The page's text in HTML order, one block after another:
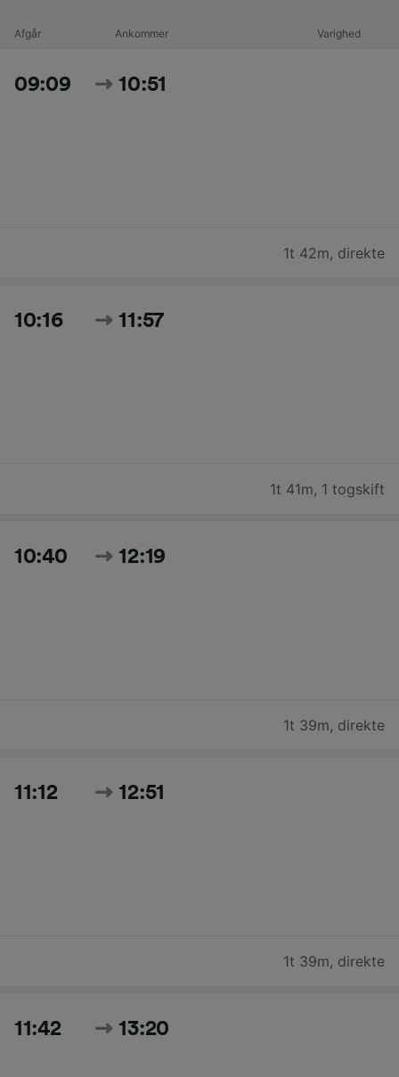
Afgår Ankommer Varighed
09:09 10:51
1t 42m, direkte
10:16 11:57
1t 41m, 1 togskift
10:40 12:19
1t 39m, direkte
11:12 12:51
1t 39m, direkte
11:42 13:20